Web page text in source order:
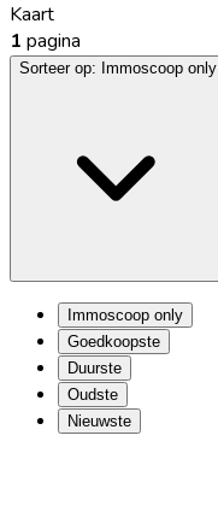
Kaart
1 pagina
Sorteer op: Immoscoop only
Immoscoop only
Goedkoopste
Duurste
Oudste
Nieuwste